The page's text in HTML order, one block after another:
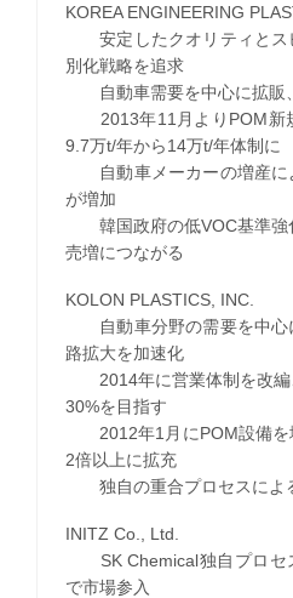
KOREA ENGINEERING
安定したクオリティとス
別化戦略を追求
自動車需要を中心に拡販
2013年11月よりPOM新
9.7万t/年から14万t/年体制に
自動車メーカーの増産に
が増加
韓国政府の低VOC基準強
売増につながる
KOLON PLASTICS, INC.
自動車分野の需要を中心
路拡大を加速化
2014年に営業体制を改編
30%を目指す
2012年1月にPOM設備を
2倍以上に拡充
独自の重合プロセスによ
INITZ Co., Ltd.
SK Chemical独自プロセ
で市場参入